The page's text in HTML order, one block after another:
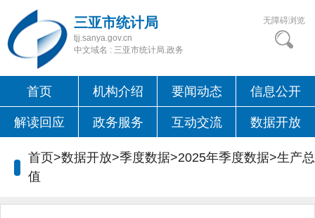
三亚市统计局
tjj.sanya.gov.cn
中文域名 : 三亚市统计局.政务
无障碍浏览
首页 机构介绍 要闻动态 信息公开
解读回应 政务服务 互动交流 数据开放
首页>数据开放>季度数据>2025年季度数据>生产总
值